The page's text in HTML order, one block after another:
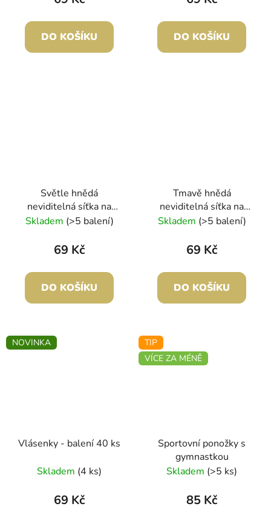
DO KOŠÍKU DO KOŠÍKU
Světle hnědá
neviditelná síťka na
drdol - 4ks v balení
Skladem (>5 balení)
69 Kč
DO KOŠÍKU
Tmavě hnědá
neviditelná síťka na
drdol - 4ks v balení
Skladem (>5 balení)
69 Kč
DO KOŠÍKU
NOVINKA
Vlásenky - balení 40 ks
Skladem (4 ks)
69 Kč
TIP
VÍCE ZA MÉNĚ
Sportovní ponožky s
gymnastkou
Skladem (>5 ks)
85 Kč